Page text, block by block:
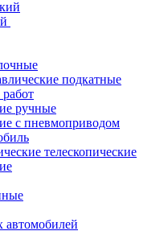
подкатные
ручные
с пневмоприводом
телескопические